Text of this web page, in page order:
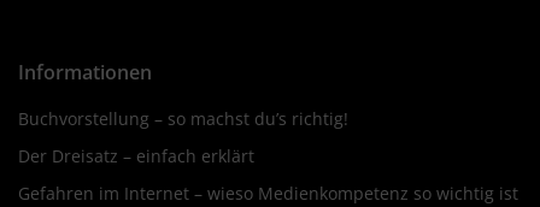
Informationen
Buchvorstellung – so machst du’s richtig!
Der Dreisatz – einfach erklärt
Gefahren im Internet – wieso Medienkompetenz so wichtig ist